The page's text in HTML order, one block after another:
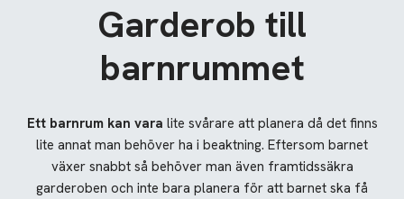
Garderob till
barnrummet
Ett barnrum kan vara lite svårare att planera då det finns
lite annat man behöver ha i beaktning. Eftersom barnet
växer snabbt så behöver man även framtidssäkra
garderoben och inte bara planera för att barnet ska få